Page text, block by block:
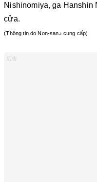
Nishinomiya, ga Hanshin
cửa.
(Thông tin do Non-san♪ cung cấp)